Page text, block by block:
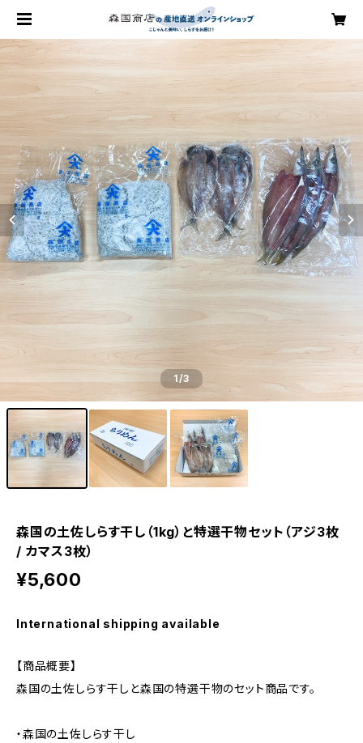
1/3
森国の土佐しらす干し（1kg）と特選干物セット（アジ3枚
/ カマス3枚）
¥5,600
International shipping available
【商品概要】
森国の土佐しらす干しと森国の特選干物のセット商品です。
・森国の土佐しらす干し